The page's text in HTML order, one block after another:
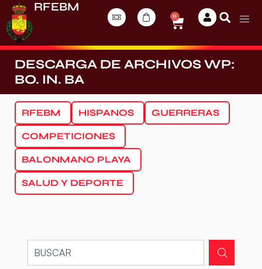
RFEBM
0
DESCARGA DE ARCHIVOS WP:
BO. IN. BA
RFEBM HISPANOS GUERRERAS
COMPETICIONES
BALONMANO PLAYA
SALUD Y DEPORTE